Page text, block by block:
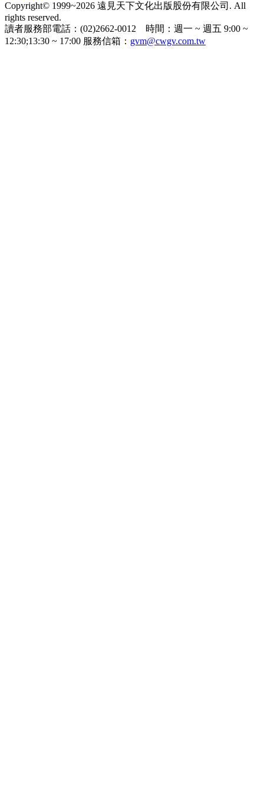
Copyright© 1999~2026 遠見天下文化出版股份有限公司. All
rights reserved.
讀者服務部電話：(02)2662-0012 時間：週一 ~ 週五 9:00 ~
12:30;13:30 ~ 17:00 服務信箱： gvm@cwgv.com.tw